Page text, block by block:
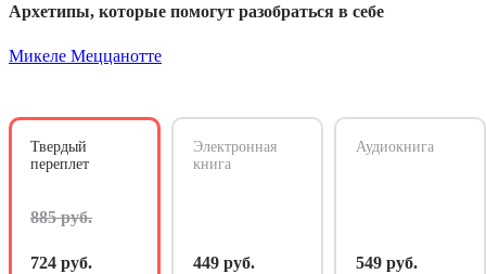
Архетипы, которые помогут разобраться в себе
Микеле Меццанотте
Твердый
переплет
885 руб.
724 руб.
Электронная
книга
449 руб.
Аудиокнига
549 руб.